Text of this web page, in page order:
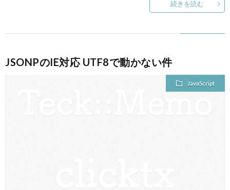
続きを読む
JSONPのIE対応 UTF8で動かない件
JavaScript